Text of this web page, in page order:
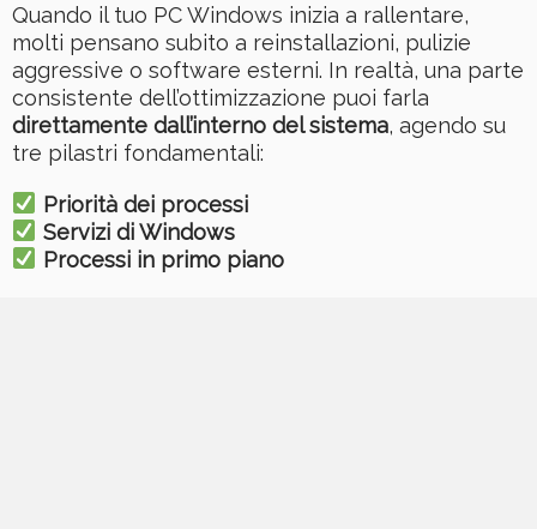
Quando il tuo PC Windows inizia a rallentare,
molti pensano subito a reinstallazioni, pulizie
aggressive o software esterni. In realtà, una parte
consistente dell’ottimizzazione puoi farla
direttamente dall’interno del sistema, agendo su
tre pilastri fondamentali:
Priorità dei processi
Servizi di Windows
Processi in primo piano